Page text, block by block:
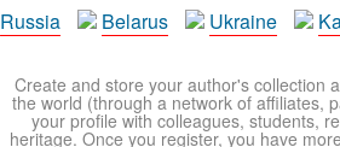
Russia
Belarus Ukraine
Create and store your author's collection
the world (through a network of affiliates,
your profile with colleagues, students,
heritage. Once you register, you have